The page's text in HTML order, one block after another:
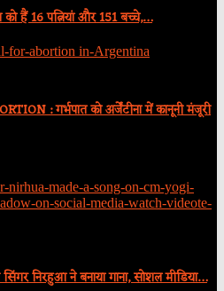
हैं 16 पत्नियां और 151 बच्चे,…
: गर्भपात को अर्जेंटीना में कानूनी मंजूरी
सिंगर निरहुआ ने बनाया गाना, सोशल मीडिया…